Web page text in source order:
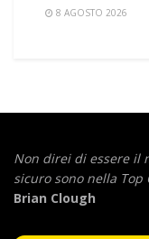
8 AGOSTO 2026
Non direi di essere il
sicuro sono nella Top
Brian Clough